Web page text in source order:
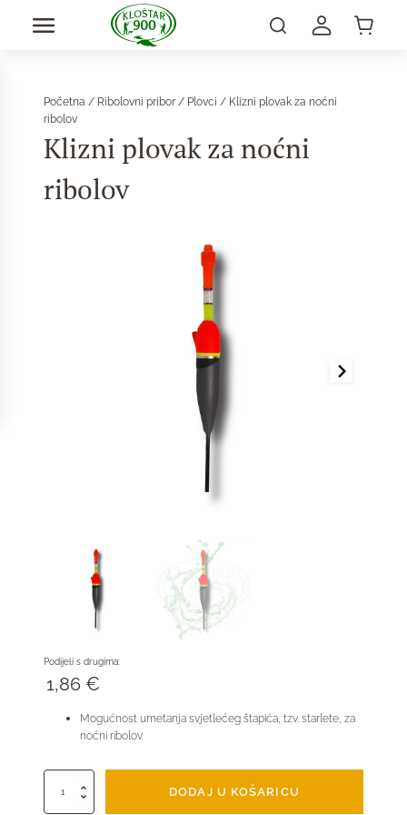
Početna / Ribolovni pribor / Plovci / Klizni plovak za noćni
ribolov
Klizni plovak za noćni
ribolov
Podijeli s drugima:
1,86 €
Mogućnost umetanja svjetlećeg štapića, tzv. starlete, za
noćni ribolov.
DODAJ U KOŠARICU